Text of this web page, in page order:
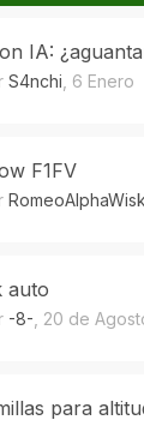
IA:
S4nchi 6 Enero
F1FV
auto
-8- 20 de
para